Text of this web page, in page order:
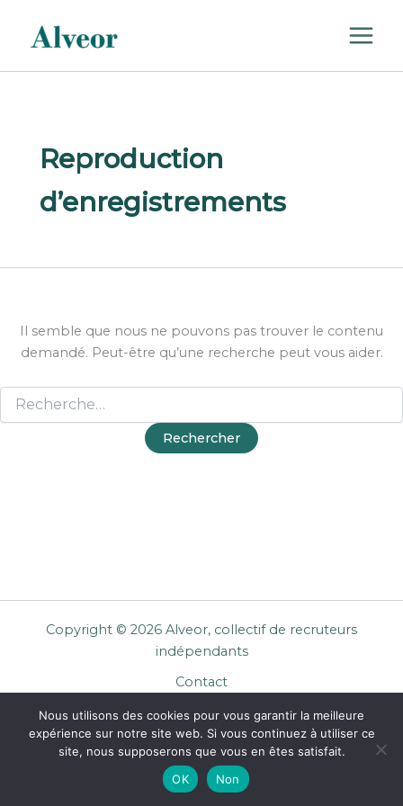
contenu
Reproduction
d’enregistrements
Il semble que nous ne pouvons pas trouver le contenu
demandé. Peut-être qu’une recherche peut vous aider.
Copyright © 2026 Alveor, collectif de recruteurs
indépendants
Contact
Mentions légales
Confidentialité
CGU Entreprises
Nous utilisons des cookies pour vous garantir la meilleure
expérience sur notre site web. Si vous continuez à utiliser ce
site, nous supposerons que vous en êtes satisfait.
OK
Non